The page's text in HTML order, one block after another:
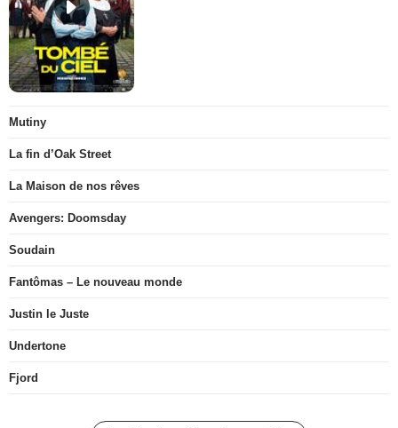
Mutiny
La fin d’Oak Street
La Maison de nos rêves
Avengers: Doomsday
Soudain
Fantômas – Le nouveau monde
Justin le Juste
Undertone
Fjord